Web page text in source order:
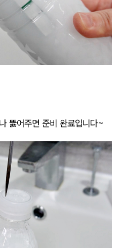
뚫어주면 준비 완료입니다~